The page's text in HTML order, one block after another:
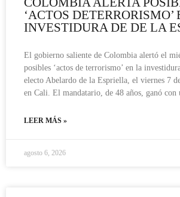
‘ACTOS DETERRORISMO’
INVESTIDURA DE DE LA
El gobierno saliente de Colombia alertó el
posibles ‘actos de terrorismo’ en la
electo Abelardo de la Espriella, el viernes 7
en Cali. El mandatario, de 48 años, ganó con
LEER MÁS »
agosto 6, 2026